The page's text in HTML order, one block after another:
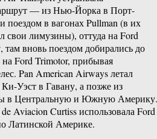
— из Нью-Йорка в Порт-
поездом в вагонах Pullman (в их
свои лимузины), оттуда на Ford
вновь поездом добирались до
Ford Trimotor, прибывая
Pan American Airways летал
Уэст в Гавану, а позже из
в Центральную и Южную Америку.
Aviacion Curtiss использовала Ford
Латинской Америке.